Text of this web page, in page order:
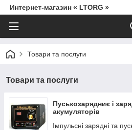
Интернет-магазин « LTORG »
Товари та послуги
Товари та послуги
Пуськозарядниє і
акумуляторів
Імпульсні зарядні та